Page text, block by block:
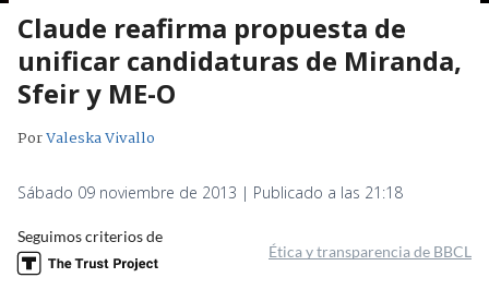
Claude reafirma propuesta de
unificar candidaturas de Miranda,
Sfeir y ME-O
PorValeska Vivallo
Sábado 09 noviembre de 2013 | Publicado a las 21:18
Seguimos criterios de
Ética y transparencia de BBCL